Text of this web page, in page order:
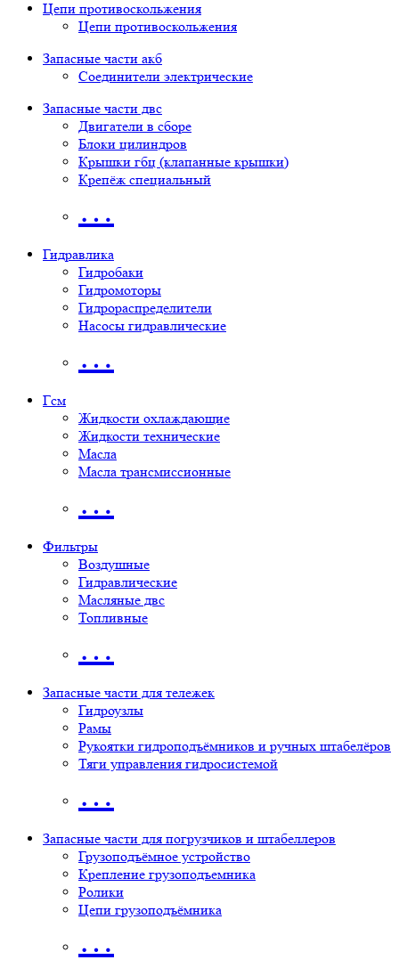
Цепи противоскольжения
Цепи противоскольжения
Запасные части акб
Соединители электрические
Запасные части двс
Двигатели в сборе
Блоки цилиндров
Крышки гбц (клапанные крышки)
Крепёж специальный
…
Гидравлика
Гидробаки
Гидромоторы
Гидрораспределители
Насосы гидравлические
…
Гсм
Жидкости охлаждающие
Жидкости технические
Масла
Масла трансмиссионные
…
Фильтры
Воздушные
Гидравлические
Масляные двс
Топливные
…
Запасные части для тележек
Гидроузлы
Рамы
Рукоятки гидроподъёмников и ручных штабелёров
Тяги управления гидросистемой
…
Запасные части для погрузчиков и штабеллеров
Грузоподъёмное устройство
Крепление грузоподъемника
Ролики
Цепи грузоподъёмника
…